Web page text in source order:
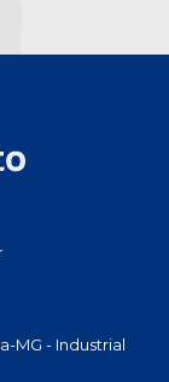
MG - Industrial